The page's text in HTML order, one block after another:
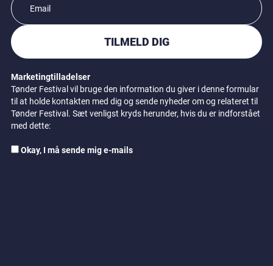
TILMELD DIG
Marketingtilladelser
Tønder Festival vil bruge den information du giver i denne formular
til at holde kontakten med dig og sende nyheder om og relateret til
Tønder Festival. Sæt venligst kryds herunder, hvis du er indforstået
med dette:
Okay, I må sende mig e-mails